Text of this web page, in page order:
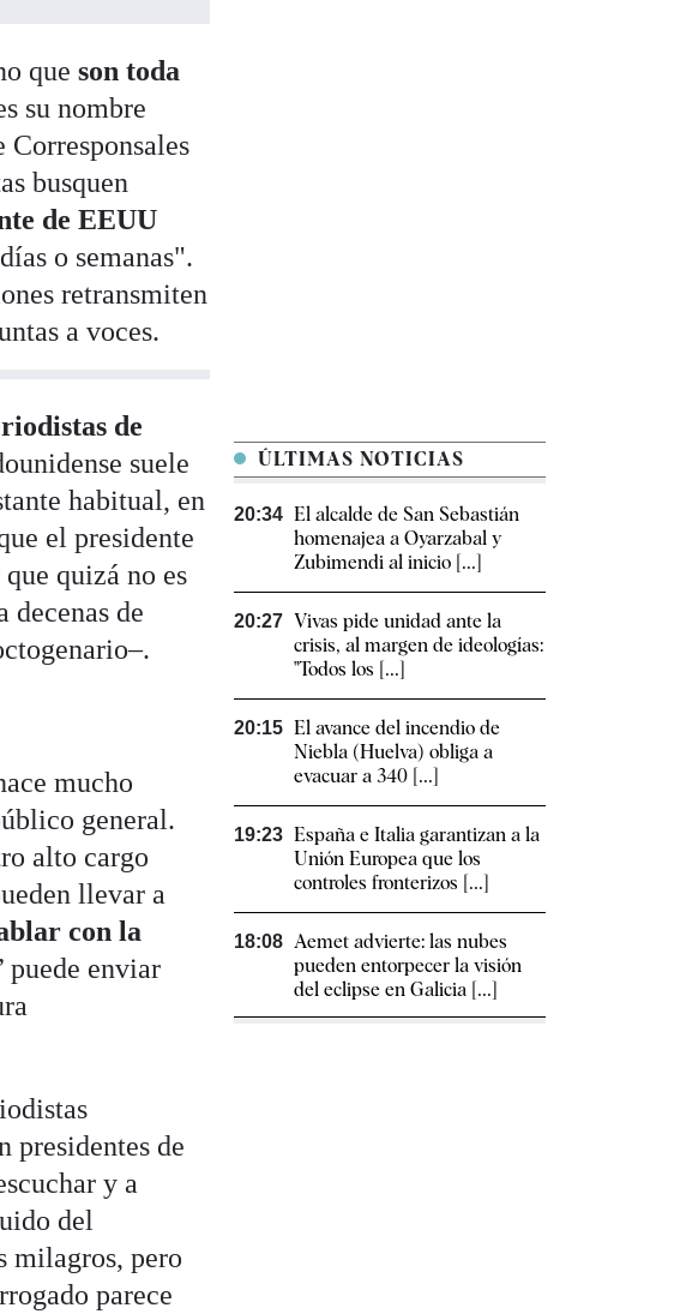
queson toda
su nombre
busquen
de EEUU
o semanas".
retransmiten
a voces.
de
suele
habitual, en
el presidente
quizá no es
decenas de
mucho
general.
alto cargo
llevar a
con la
puede enviar
presidentes de
y a
del
milagros, pero
parece
ÚLTIMAS NOTICIAS
20:34 El alcalde de San Sebastián
homenajea a Oyarzabal y
Zubimendi al inicio [...]
20:27 Vivas pide unidad ante la
crisis, al margen de ideologías:
"Todos los [...]
20:15 El avance del incendio de
Niebla (Huelva) obliga a
evacuar a 340 [...]
19:23 España e Italia garantizan a la
Unión Europea que los
controles fronterizos [...]
18:08 Aemet advierte: las nubes
pueden entorpecer la visión
del eclipse en Galicia [...]